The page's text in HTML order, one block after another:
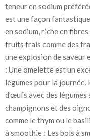
teneur en sodium
est une façon
en sodium, riche en
fruits frais comme des
une explosion de saveur
: Une omelette est un
légumes pour la journée.
d’œufs avec des
champignons et des
comme le thym ou le
à smoothie : Les bols à